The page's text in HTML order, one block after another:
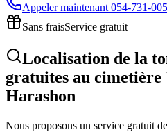
Appeler maintenant 054-731-
Sans fraisService gratuit
Localisation de la
gratuites au cimetière
Harashon
Nous proposons un service gratuit